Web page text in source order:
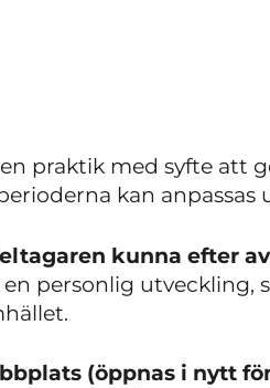
praktik med syfte att
kan
kunna efter
en personlig
(öppnas i nytt